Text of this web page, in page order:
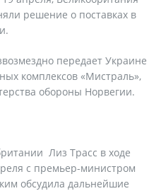
решение о поставках в
передает Украине
комплексов «Мистраль»,
обороны Норвегии.
Лиз Трасс в ходе
с премьер-министром
обсудила дальнейшие